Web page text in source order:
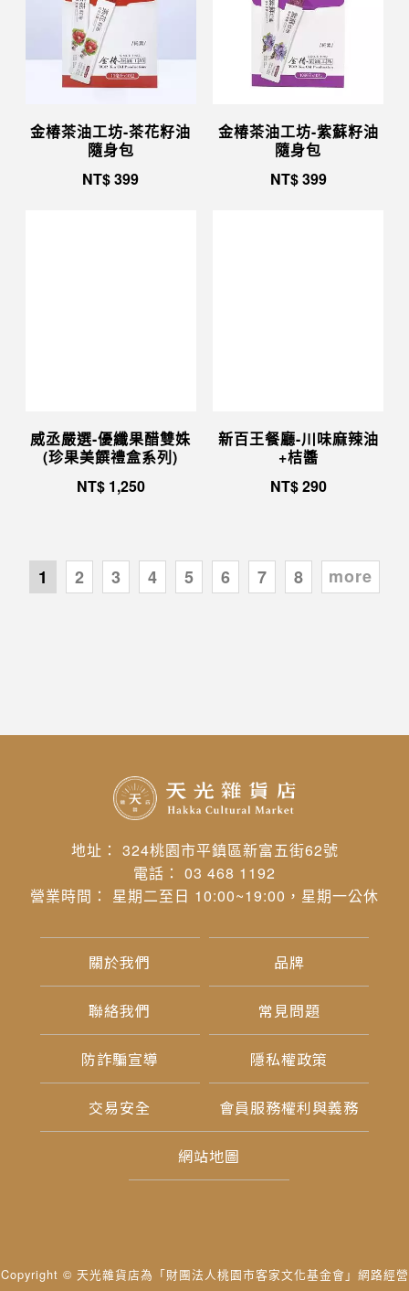
金椿茶油工坊-茶花籽油
隨身包
NT$399
金椿茶油工坊-紫蘇籽油
隨身包
NT$399
威丞嚴選-優纖果醋雙姝
(珍果美饌禮盒系列)
NT$ 1,250
新百王餐廳-川味麻辣油
+桔醬
NT$290
1 2 3 4 5 6 7 8 more
地址： 324桃園市平鎮區新富五街62號
電話： 03 468 1192
營業時間： 星期二至日 10:00~19:00，星期一公休
關於我們 品牌
聯絡我們 常見問題
防詐騙宣導 隱私權政策
交易安全 會員服務權利與義務
網站地圖
Copyright © 天光雜貨店為「財團法人桃園市客家文化基金會」網路經營